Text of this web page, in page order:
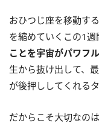
おひつじ座を移動す
を縮めていくこの1週
ことを宇宙がパワフ
生から抜け出して、
が後押ししてくれる
だからこそ大切なのは